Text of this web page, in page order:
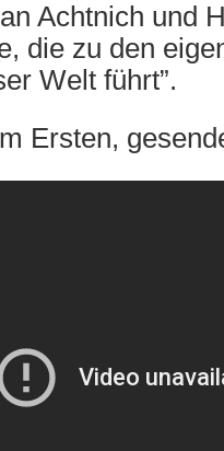
Achtnich und
die zu den
Welt führt”.
Ersten,